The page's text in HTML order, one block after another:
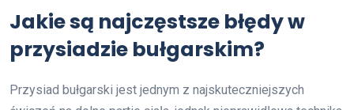
Jakie są najczęstsze błędy w
przysiadzie bułgarskim?
Przysiad bułgarski jest jednym z najskuteczniejszych